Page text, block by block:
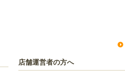
店舗運営者の方へ